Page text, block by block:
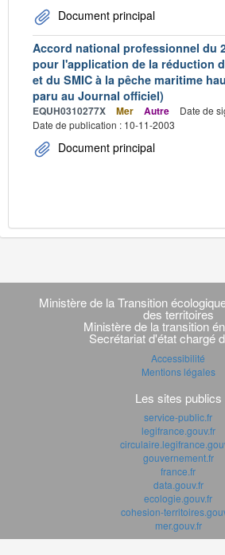
Document principal
Accord national professionnel du
pour l'application de la réduction
et du SMIC à la pêche maritime
paru au Journal officiel)
EQUH0310277X Mer Autre
Date de
Date de publication : 10-11-2003
Document principal
Navigation
transverse
Ministère de la Transition
des territoires
Ministère de la transition
Secrétariat d'état chargé
Accessibilité
Mentions légales
Les sites publics
service-public.fr
legifrance.gouv.fr
gouvernement.fr
france.fr
data.gouv.fr
ecologie.gouv.fr
cohesion-
mer.gouv.fr